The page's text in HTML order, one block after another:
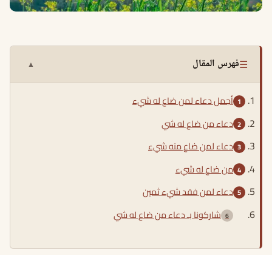
☰فهرس المقال ▲
أجمل دعاء لمن ضاع له شيء
دعاء من ضاع له شي
دعاء لمن ضاع منه شيء
من ضاع له شيء
دعاء لمن فقد شيء ثمين
شاركونا بـ دعاء من ضاع له شي